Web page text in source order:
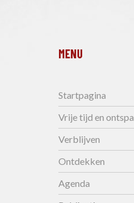
MENU
Startpagina
Vrije tijd en
Verblijven
Ontdekken
Agenda